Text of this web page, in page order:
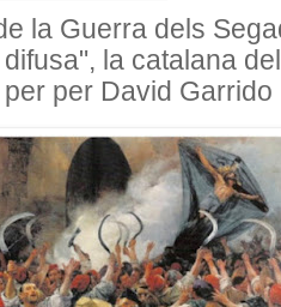
la Guerra dels
la catalana
per David Garrido